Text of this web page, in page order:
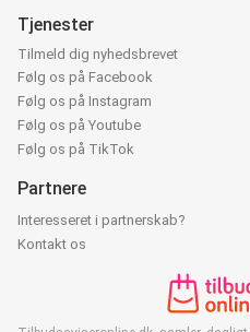
Tjenester
Tilmeld dig nyhedsbrevet
Følg os på Facebook
Følg os på Instagram
Følg os på Youtube
Følg os på TikTok
Partnere
Interesseret i partnerskab?
Kontakt os